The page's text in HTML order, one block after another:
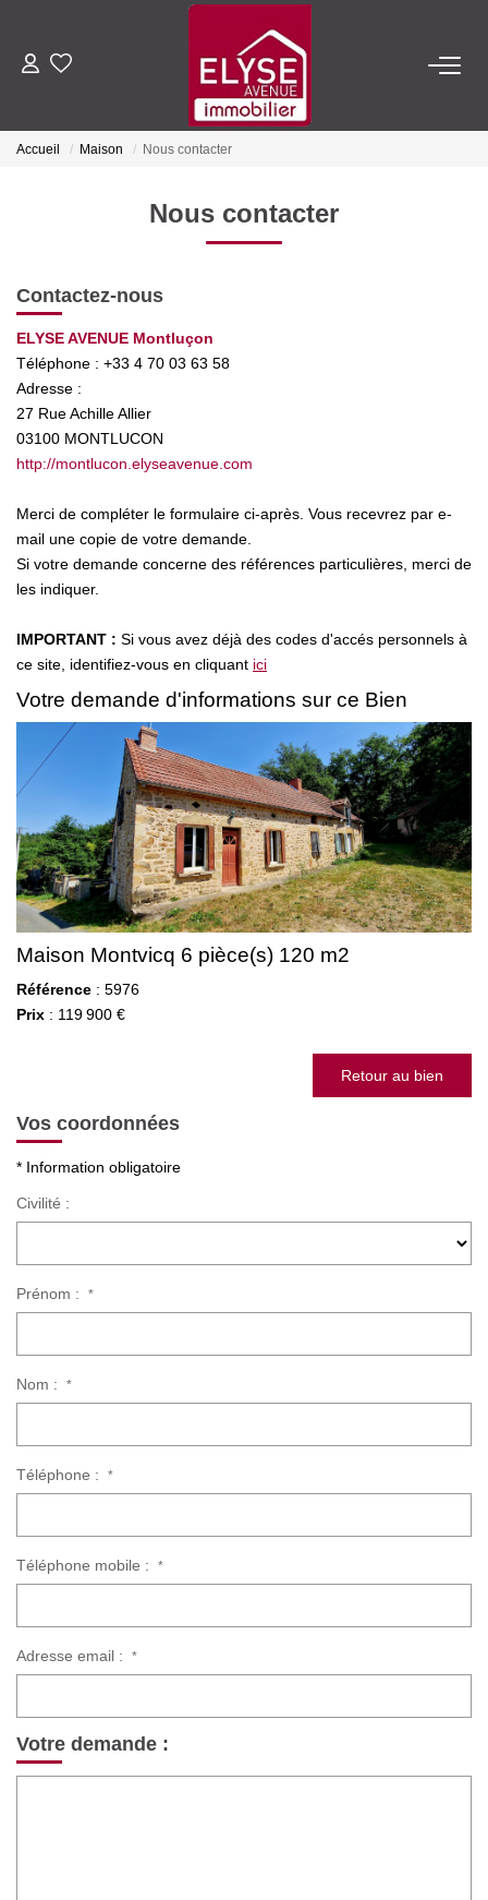
ACHETER
ESTIMER
NOTRE AGENCE
Nous Rejoindre
CONTACT
Accueil Maison Nous contacter
Nous contacter
Contactez-nous
ELYSE AVENUE Montluçon
Téléphone : +33 4 70 03 63 58
Adresse :
27 Rue Achille Allier
03100 MONTLUCON
http://montlucon.elyseavenue.com
Merci de compléter le formulaire ci-après. Vous recevrez par e-
mail une copie de votre demande.
Si votre demande concerne des références particulières, merci de
les indiquer.
IMPORTANT : Si vous avez déjà des codes d'accés personnels à
ce site, identifiez-vous en cliquant ici
Votre demande d'informations sur ce Bien
Maison Montvicq 6 pièce(s) 120 m2
Référence : 5976
Prix : 119 900 €
Retour au bien
Vos coordonnées
* Information obligatoire
Civilité :
Prénom : *
Nom : *
Téléphone : *
Téléphone mobile : *
Adresse email : *
Votre demande :